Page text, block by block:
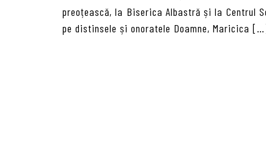
preoțească, la Biserica Albastră și la Centrul
pe distinsele și onoratele Doamne, Maricica